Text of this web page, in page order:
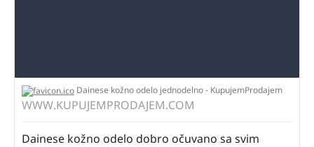
Dainese kožno odelo jednodelno - KupujemProdajem
WWW.KUPUJEMPRODAJEM.COM
Dainese kožno odelo dobro očuvano sa svim